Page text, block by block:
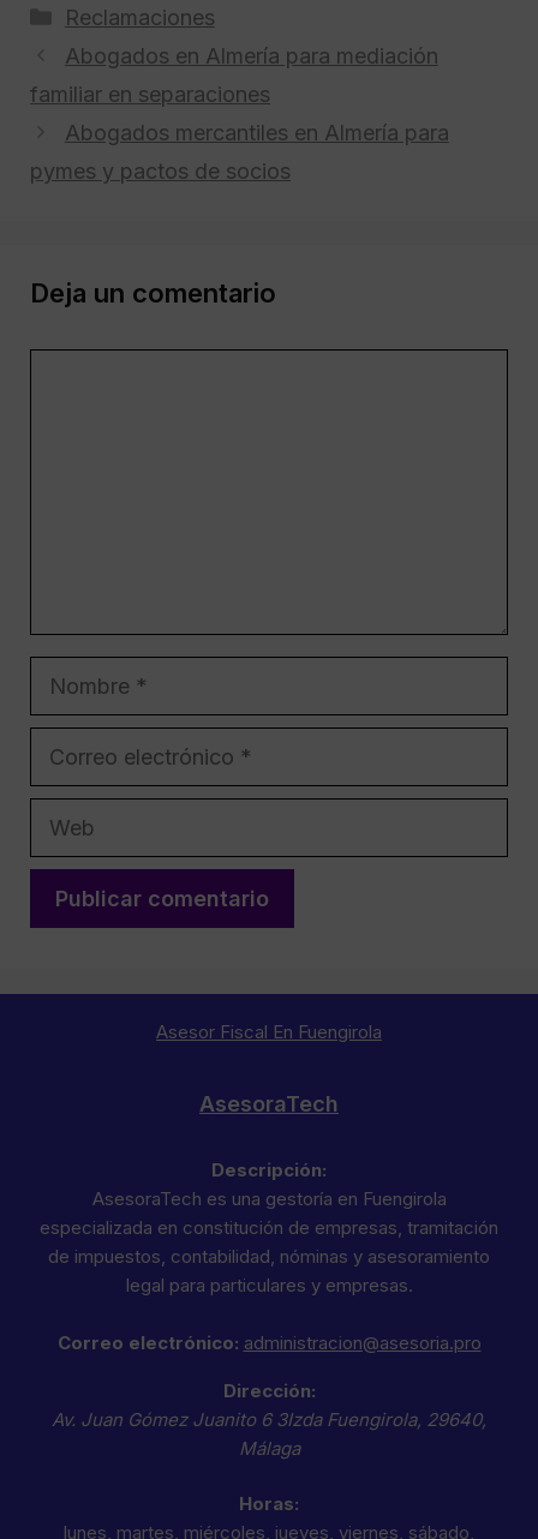
Categorías
Reclamaciones
Abogados en Almería para mediación
familiar en separaciones
Abogados mercantiles en Almería para
pymes y pactos de socios
Deja un comentario
Asesor Fiscal En Fuengirola
AsesoraTech
Descripción:
AsesoraTech es una gestoría en Fuengirola
especializada en constitución de empresas, tramitación
de impuestos, contabilidad, nóminas y asesoramiento
legal para particulares y empresas.
Correo electrónico: administracion@asesoria.pro
Dirección:
Av. Juan Gómez Juanito 6 3Izda Fuengirola, 29640,
Málaga
Horas:
lunes, martes, miércoles, jueves, viernes, sábado,